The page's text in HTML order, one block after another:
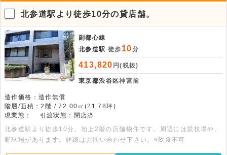
北参道駅より徒歩10分の貸店舗。
副都心線
北参道駅 徒歩 10分
413,820 円(税抜)
東京都渋谷区神宮前
造作価格：造作無償
階層/面積：2階 / 72.00㎡(21.78坪)
現業態：
引渡状態：閉店済
北参道駅より徒歩10分。地上2階の店舗物件です。周辺には競技場や、
野球場があります。詳細はお問い合わせ下さい。※飲食不可